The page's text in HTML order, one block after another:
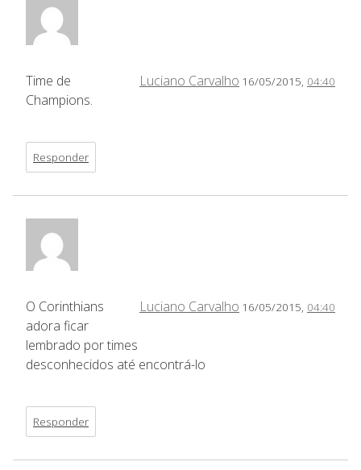
Luciano Carvalho 16/05/2015, 04:40
Time de
Champions.
Responder
Luciano Carvalho 16/05/2015, 04:40
O Corinthians
adora ficar
lembrado por times
desconhecidos até encontrá-lo
Responder